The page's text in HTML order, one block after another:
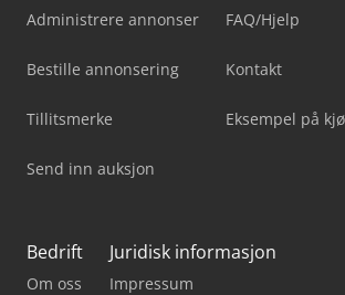
Administrere annonser
Bestille annonsering
Tillitsmerke
Send inn auksjon
FAQ/Hjelp
Kontakt
Eksempel på
Bedrift
Om oss
Juridisk informasjon
Impressum